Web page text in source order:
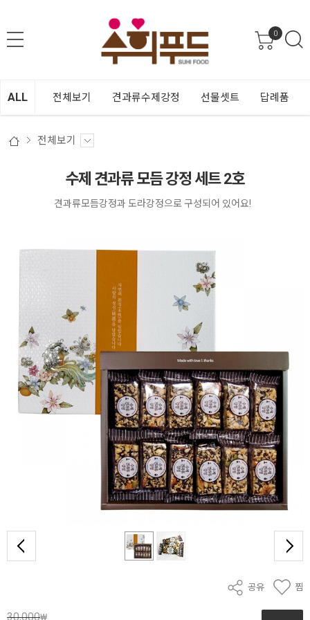
0
ALL 전체보기 견과류수제강정 선물셋트 답례품
전체보기
수제 견과류 모듬 강정 세트 2호
견과류모듬강정과 도라강정으로 구성되어 있어요!
공유 찜
30,000₩